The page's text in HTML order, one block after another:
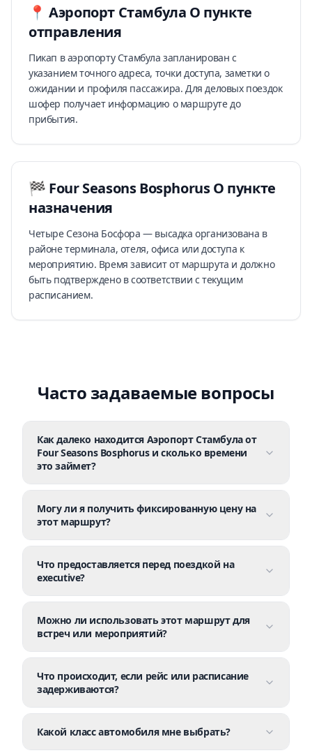
📍Аэропорт Стамбула О пункте
отправления
Пикап в аэропорту Стамбула запланирован с
указанием точного адреса, точки доступа, заметки о
ожидании и профиля пассажира. Для деловых поездок
шофер получает информацию о маршруте до
прибытия.
🏁 Four Seasons Bosphorus О пункте
назначения
Четыре Сезона Босфора — высадка организована в
районе терминала, отеля, офиса или доступа к
мероприятию. Время зависит от маршрута и должно
быть подтверждено в соответствии с текущим
расписанием.
Часто задаваемые вопросы
Как далеко находится Аэропорт Стамбула от
Four Seasons Bosphorus и сколько времени
это займет?
Могу ли я получить фиксированную цену на
этот маршрут?
Что предоставляется перед поездкой на
executive?
Можно ли использовать этот маршрут для
встреч или мероприятий?
Что происходит, если рейс или расписание
задерживаются?
Какой класс автомобиля мне выбрать?